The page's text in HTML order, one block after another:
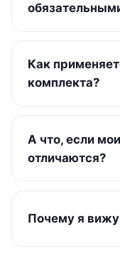
Как
комплекта?
А что, если
отличаются?
Почему я